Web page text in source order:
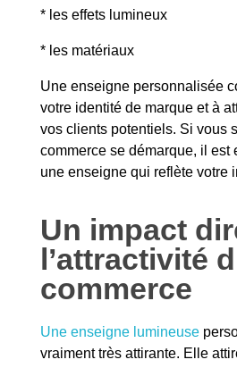
* les effets lumineux
* les matériaux
Une enseigne personnalisée
votre identité de marque et à
vos clients potentiels. Si vous
commerce se démarque, il est
une enseigne qui reflète votre
Un impact
l’attractivité
commerce
Une enseigne lumineuse
vraiment très attirante. Elle